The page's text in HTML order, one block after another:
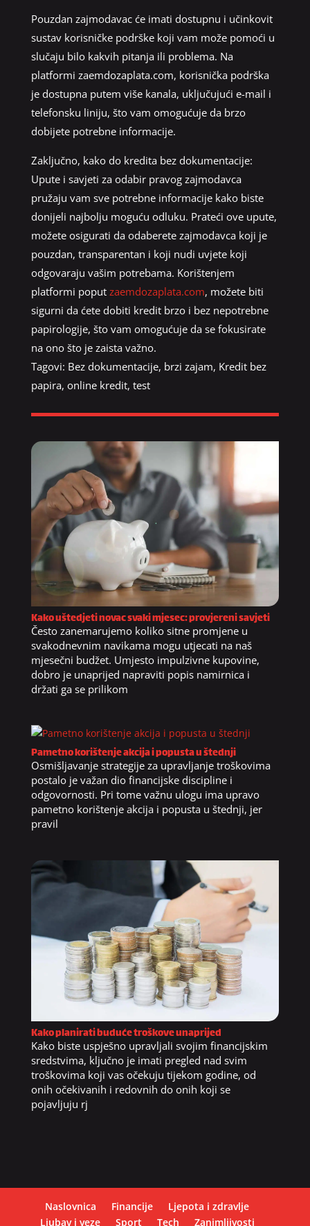
Pouzdan zajmodavac će imati dostupnu i učinkovit
sustav korisničke podrške koji vam može pomoći u
slučaju bilo kakvih pitanja ili problema. Na
platformi zaemdozaplata.com, korisnička podrška
je dostupna putem više kanala, uključujući e-mail i
telefonsku liniju, što vam omogućuje da brzo
dobijete potrebne informacije.
Zaključno, kako do kredita bez dokumentacije:
Upute i savjeti za odabir pravog zajmodavca
pružaju vam sve potrebne informacije kako biste
donijeli najbolju moguću odluku. Prateći ove upute,
možete osigurati da odaberete zajmodavca koji je
pouzdan, transparentan i koji nudi uvjete koji
odgovaraju vašim potrebama. Korištenjem
platformi poput zaemdozaplata.com, možete biti
sigurni da ćete dobiti kredit brzo i bez nepotrebne
papirologije, što vam omogućuje da se fokusirate
na ono što je zaista važno.
Tagovi: Bez dokumentacije, brzi zajam, Kredit bez
papira, online kredit, test
Kako uštedjeti novac svaki mjesec: provjereni savjeti
Često zanemarujemo koliko sitne promjene u
svakodnevnim navikama mogu utjecati na naš
mjesečni budžet. Umjesto impulzivne kupovine,
dobro je unaprijed napraviti popis namirnica i
držati ga se prilikom
Pametno korištenje akcija i popusta u štednji
Osmišljavanje strategije za upravljanje troškovima
postalo je važan dio financijske discipline i
odgovornosti. Pri tome važnu ulogu ima upravo
pametno korištenje akcija i popusta u štednji, jer
pravil
Kako planirati buduće troškove unaprijed
Kako biste uspješno upravljali svojim financijskim
sredstvima, ključno je imati pregled nad svim
troškovima koji vas očekuju tijekom godine, od
onih očekivanih i redovnih do onih koji se
pojavljuju rj
Naslovnica Financije
Ljepota i zdravlje
Ljubav i veze
Sport Tech Zanimljivosti